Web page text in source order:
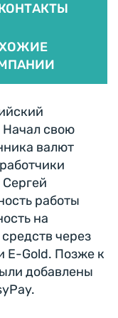
Начал свою
валют
работы
на
через
E-Gold. Позже к
добавлены